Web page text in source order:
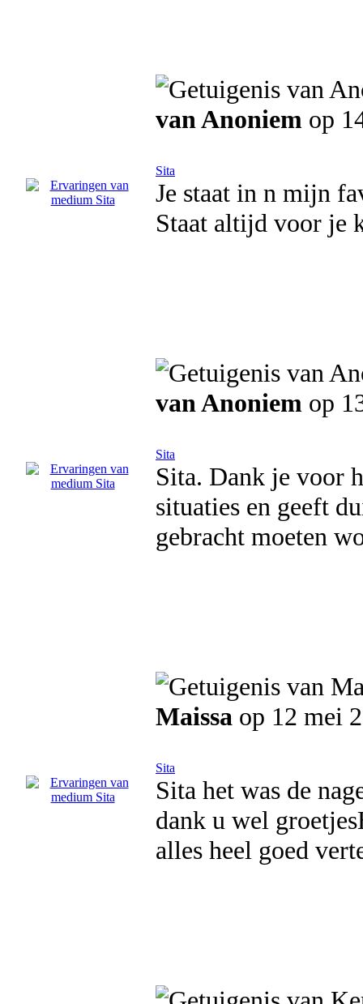
van Anoniem op
Sita
Je staat in n mijn
Staat altijd voor je
van Anoniem op
Sita
Sita. Dank je voor
situaties en geeft
gebracht moeten
Maissa op 12 mei
Sita
Sita het was de
dank u wel
alles heel goed